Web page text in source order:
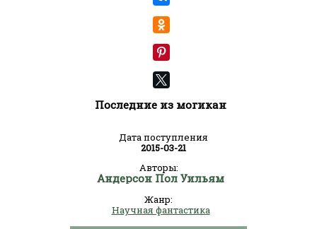
Последние из могикан
Дата поступления
2015-03-21
Авторы:
Андерсон Пол Уильям
Жанр:
Научная фантастика